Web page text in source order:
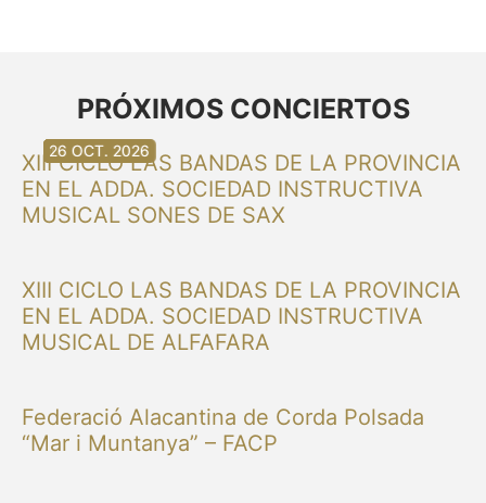
PRÓXIMOS CONCIERTOS
XIII CICLO LAS BANDAS DE LA PROVINCIA
EN EL ADDA. SOCIEDAD INSTRUCTIVA
MUSICAL SONES DE SAX
30 AG. 2026
XIII CICLO LAS BANDAS DE LA PROVINCIA
EN EL ADDA. SOCIEDAD INSTRUCTIVA
MUSICAL DE ALFAFARA
30 AG. 2026
Federació Alacantina de Corda Polsada
“Mar i Muntanya” – FACP
13 SET. 2026
20 SET. 2026
20 SET. 2026
26 SET. 2026
03 OCT. 2026
16 OCT. 2026
26 OCT. 2026